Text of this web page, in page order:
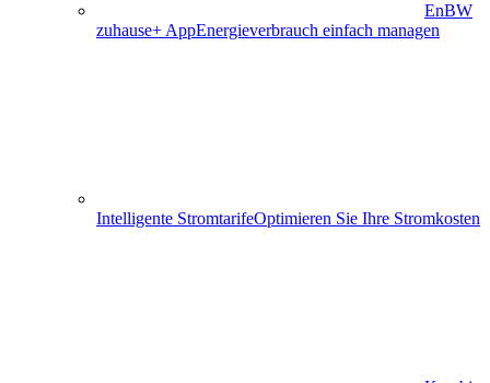
EnBW
zuhause+ AppEnergieverbrauch einfach managen
Intelligente StromtarifeOptimieren Sie Ihre Stromkosten